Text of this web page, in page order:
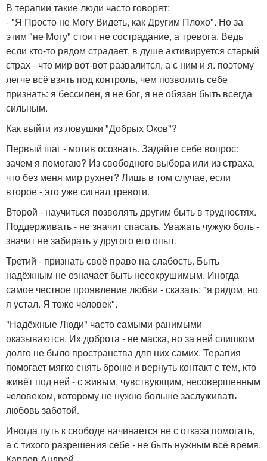
В терапии такие люди часто говорят:
- "Я Просто не Могу Видеть, как Другим Плохо". Но за
этим "не Могу" стоит не сострадание, а тревога. Ведь
если кто-то рядом страдает, в душе активируется старый
страх - что мир вот-вот развалится, а с ним и я. поэтому
легче всё взять под контроль, чем позволить себе
признать: я бессилен, я не бог, я не обязан быть всегда
сильным.
Как выйти из ловушки "Добрых Оков"?
Первый шаг - мотив осознать. Задайте себе вопрос:
зачем я помогаю? Из свободного выбора или из страха,
что без меня мир рухнет? Лишь в том случае, если
второе - это уже сигнал тревоги.
Второй - научиться позволять другим быть в трудностях.
Поддерживать - не значит спасать. Уважать чужую боль -
значит не забирать у другого его опыт.
Третий - признать своё право на слабость. Быть
надёжным не означает быть несокрушимым. Иногда
самое честное проявление любви - сказать: "я рядом, но
я устал. Я тоже человек".
"Надёжные Люди" часто самыми ранимыми
оказываются. Их доброта - не маска, но за ней слишком
долго не было пространства для них самих. Терапия
помогает мягко снять броню и вернуть контакт с тем, кто
живёт под ней - с живым, чувствующим, несовершенным
человеком, которому не нужно больше заслуживать
любовь заботой.
Иногда путь к свободе начинается не с отказа помогать,
а с тихого разрешения себе - не быть нужным всё время.